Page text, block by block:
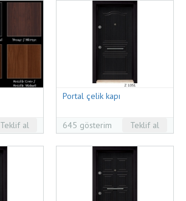
Teklif al
Portal çelik kapı
645 gösterim Teklif al